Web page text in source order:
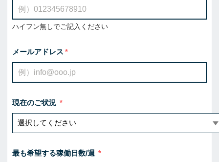
ハイフン無しでご記入ください
メールアドレス
現在のご状況
最も希望する稼働日数/週